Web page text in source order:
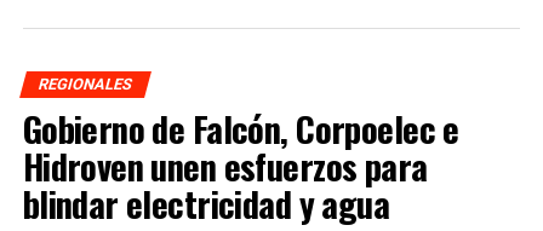
REGIONALES
Gobierno de Falcón, Corpoelec e
Hidroven unen esfuerzos para
blindar electricidad y agua